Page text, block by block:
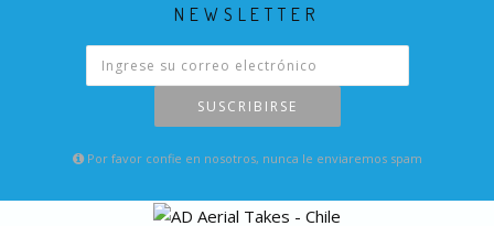
NEWSLETTER
SUSCRIBIRSE
Por favor confie en nosotros, nunca le enviaremos spam